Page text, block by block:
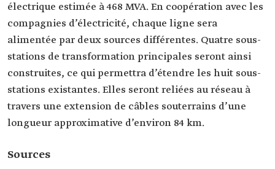
électrique estimée à 468 MVA. En coopération avec les
compagnies d’électricité, chaque ligne sera
alimentée par deux sources différentes. Quatre sous-
stations de transformation principales seront ainsi
construites, ce qui permettra d’étendre les huit sous-
stations existantes. Elles seront reliées au réseau à
travers une extension de câbles souterrains d’une
longueur approximative d’environ 84 km.
Sources